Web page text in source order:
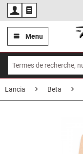
Menu
Lancia Beta